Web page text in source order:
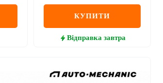
КУПИТИ
Відправка завтра